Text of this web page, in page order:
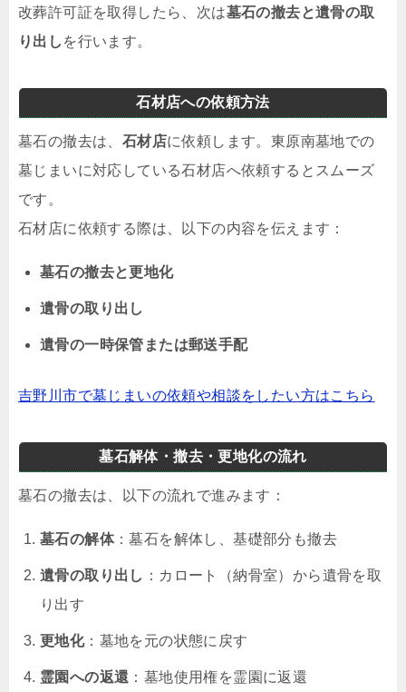
改葬許可証を取得したら、次は墓石の撤去と遺骨の取
り出し を行います。
石材店への依頼方法
墓石の撤去は、 石材店に依頼します。東原南墓地での
墓じまいに対応している石材店へ依頼するとスムーズ
です。
石材店に依頼する際は、以下の内容を伝えます：
墓石の撤去と更地化
遺骨の取り出し
遺骨の一時保管または郵送手配
吉野川市で墓じまいの依頼や相談をしたい方はこちら
墓石解体・撤去・更地化の流れ
墓石の撤去は、以下の流れで進みます：
墓石の解体：墓石を解体し、基礎部分も撤去
遺骨の取り出し ：カロート（納骨室）から遺骨を取
り出す
更地化：墓地を元の状態に戻す
霊園への返還 ：墓地使用権を霊園に返還